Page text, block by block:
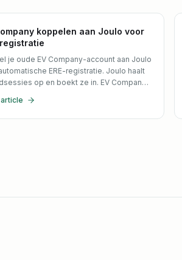
koppelen aan Joulo voor
registratie
je oude EV Company-account aan Joulo
ERE-registratie. Joulo haalt
op en boekt ze in. EV Company-
mee.